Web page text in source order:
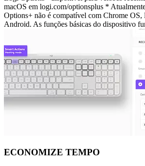
macOS em logi.com/optionsplus *
Options+ não é compatível com Chrome
Android. As funções básicas do dispositivo
ECONOMIZE TEMPO